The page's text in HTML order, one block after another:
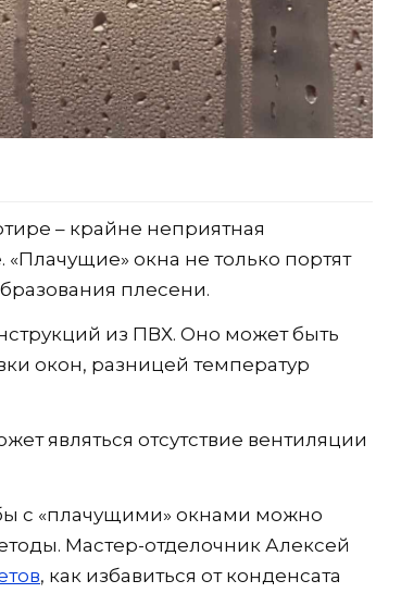
– крайне неприятная
окна не только портят
плесени.
из ПВХ. Оно может быть
окон, разницей температур
являться отсутствие вентиляции
с «плачущими» окнами можно
Мастер-отделочник Алексей
, как избавиться от конденсата